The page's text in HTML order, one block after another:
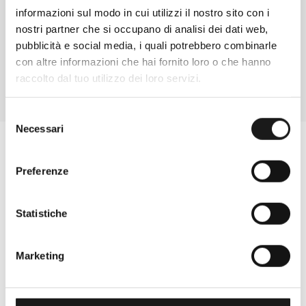
informazioni sul modo in cui utilizzi il nostro sito con i
nostri partner che si occupano di analisi dei dati web,
pubblicità e social media, i quali potrebbero combinarle
con altre informazioni che hai fornito loro o che hanno
raccolto dal tuo utilizzo dei loro servizi.
delNecessari
Preferenze
Statistiche
Marketing
CONTATTA